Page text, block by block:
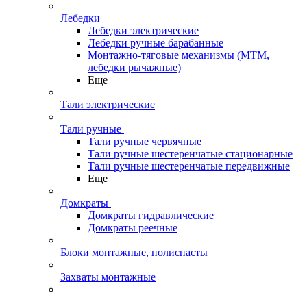
Лебедки
Лебедки электрические
Лебедки ручные барабанные
Монтажно-тяговые механизмы (МТМ,
лебедки рычажные)
Еще
Тали электрические
Тали ручные
Тали ручные червячные
Тали ручные шестеренчатые стационарные
Тали ручные шестеренчатые передвижные
Еще
Домкраты
Домкраты гидравлические
Домкраты реечные
Блоки монтажные, полиспасты
Захваты монтажные